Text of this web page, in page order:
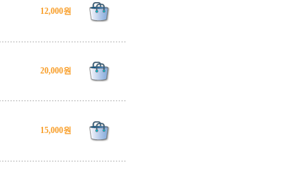
12,000원
20,000원
15,000원